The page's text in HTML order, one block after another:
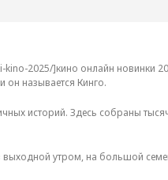
2025/]кино онлайн новинки
он называется Кинго.
историй. Здесь собраны
утром, на большой